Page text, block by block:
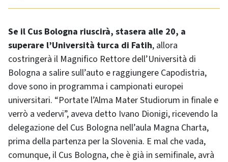
Se il Cus Bologna riuscirà, stasera alle 20, a
superare l’Università turca di Fatih, allora
costringerà il Magnifico Rettore dell’Università di
Bologna a salire sull’auto e raggiungere Capodistria,
dove sono in programma i campionati europei
universitari. “Portate l’Alma Mater Studiorum in finale e
verrò a vedervi”, aveva detto Ivano Dionigi, ricevendo la
delegazione del Cus Bologna nell’aula Magna Charta,
prima della partenza per la Slovenia. E mal che vada,
comunque, il Cus Bologna, che è già in semifinale, avrà